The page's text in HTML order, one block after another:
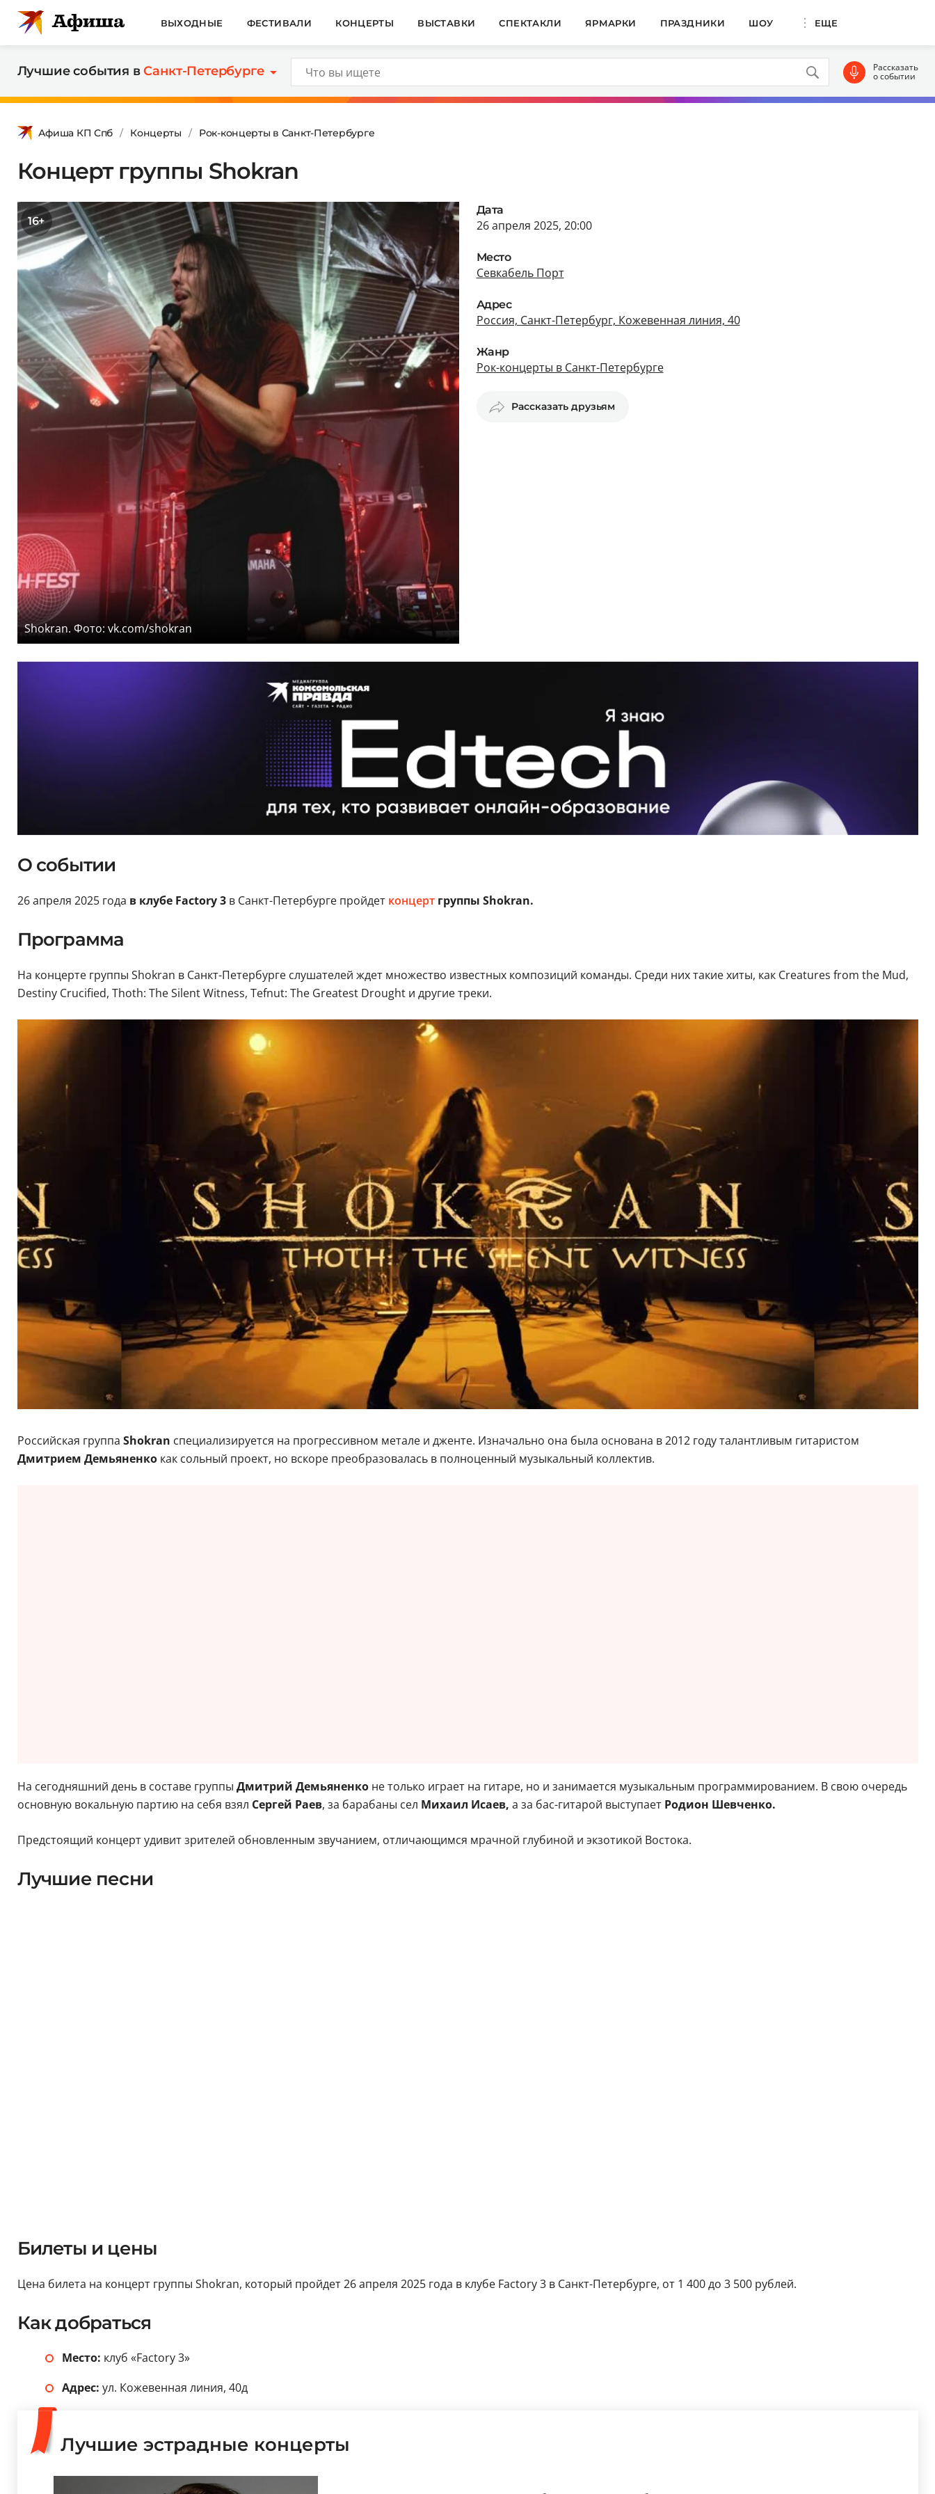
ВЫХОДНЫЕ ФЕСТИВАЛИ КОНЦЕРТЫ ВЫСТАВКИ СПЕКТАКЛИ ЯРМАРКИ ПРАЗДНИКИ ШОУ ЕЩЕ
Лучшие события вСанкт-Петербурге Рассказать
о событии
Афиша КП Спб Концерты Рок-концерты в Санкт-Петербурге
Концерт группы Shokran
16+
Shokran. Фото: vk.com/shokran
Дата
26 апреля 2025, 20:00
Место
Севкабель Порт
Адрес
Россия, Санкт-Петербург, Кожевенная линия, 40
Жанр
Рок-концерты в Санкт-Петербурге
Рассказать друзьям
О событии
26 апреля 2025 года в клубе Factory 3в Санкт-Петербурге пройдет концертгруппы Shokran.
Программа
На концерте группы Shokran в Санкт-Петербурге слушателей ждет множество известных композиций команды. Среди них такие хиты, как Creatures from the Mud,
Destiny Crucified, Thoth: The Silent Witness, Tefnut: The Greatest Drought и другие треки.
Российская группа Shokran специализируется на прогрессивном метале и дженте. Изначально она была основана в 2012 году талантливым гитаристом
Дмитрием Демьяненкокак сольный проект, но вскоре преобразовалась в полноценный музыкальный коллектив.
На сегодняшний день в составе группы Дмитрий Демьяненконе только играет на гитаре, но и занимается музыкальным программированием. В свою очередь
основную вокальную партию на себя взял Сергей Раев, за барабаны сел Михаил Исаев, а за бас-гитарой выступает Родион Шевченко.
Предстоящий концерт удивит зрителей обновленным звучанием, отличающимся мрачной глубиной и экзотикой Востока.
Лучшие песни
Билеты и цены
Цена билета на концерт группы Shokran, который пройдет 26 апреля 2025 года в клубе Factory 3 в Санкт-Петербурге, от 1 400 до 3 500 рублей.
Как добраться
Место: клуб «Factory 3»
Адрес: ул. Кожевенная линия, 40д
Лучшие эстрадные концерты